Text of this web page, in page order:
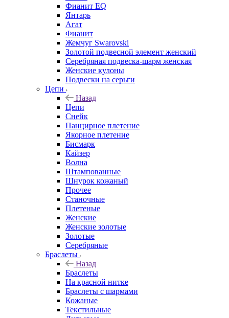
Фианит EQ
Янтарь
Агат
Фианит
Жемчуг Swarovski
Золотой подвесной элемент женcкий
Серебряная подвеска-шарм женская
Женские кулоны
Подвески на серьги
Цепи
Назад
Цепи
Снейк
Панцирное плетение
Якорное плетение
Бисмарк
Кайзер
Волна
Штампованные
Шнурок кожаный
Прочее
Станочные
Плетеные
Женские
Женские золотые
Золотые
Серебряные
Браслеты
Назад
Браслеты
На красной нитке
Браслеты с шармами
Кожаные
Текстильные